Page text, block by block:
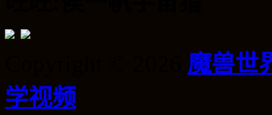
魔兽世
学视频